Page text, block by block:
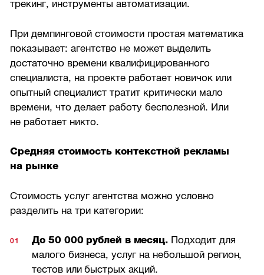
трекинг, инструменты автоматизации.
При демпинговой стоимости простая математика
показывает: агентство не может выделить
достаточно времени квалифицированного
специалиста, на проекте работает новичок или
опытный специалист тратит критически мало
времени, что делает работу бесполезной. Или
не работает никто.
Средняя стоимость контекстной рекламы
на рынке
Стоимость услуг агентства можно условно
разделить на три категории:
До 50 000 рублей в месяц. Подходит для
малого бизнеса, услуг на небольшой регион,
тестов или быстрых акций.